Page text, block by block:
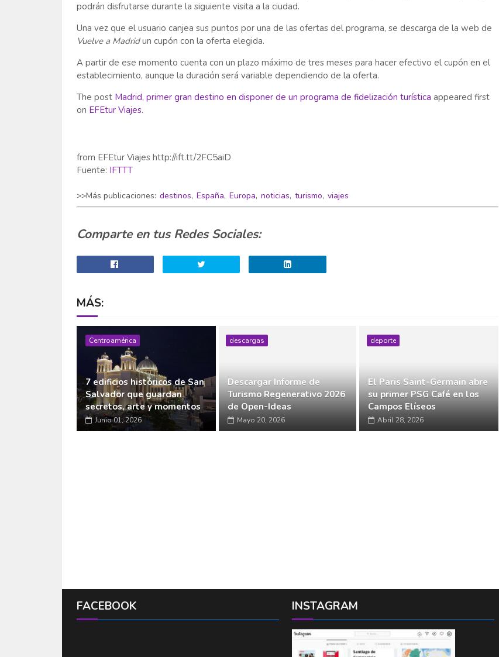
podrán disfrutarse durante la siguiente visita a la ciudad.
Una vez que el usuario canjea sus puntos por una de las ofertas del programa, se descarga de la web de
Vuelve a Madridun cupón con la oferta elegida.
A partir de ese momento cuenta con un plazo máximo de tres meses para hacer efectivo el cupón en el
establecimiento, aunque la duración será variable dependiendo de la oferta.
The post Madrid, primer gran destino en disponer de un programa de fidelización turística appeared first
on EFEtur Viajes.
from EFEtur Viajes http://ift.tt/2FC5aiD
Fuente: IFTTT
>>Más publicaciones: destinos, España, Europa, noticias, turismo, viajes
Comparte en tus Redes Sociales:
MÁS:
Centroamérica
7 edificios históricos de San
Salvador que guardan
secretos, arte y momentos
Junio 01, 2026
descargas
Descargar Informe de
Turismo Regenerativo 2026
de Open-Ideas
Mayo 20, 2026
deporte
El Paris Saint-Germain abre
su primer PSG Café en los
Campos Elíseos
Abril 28, 2026
FACEBOOK
INSTAGRAM